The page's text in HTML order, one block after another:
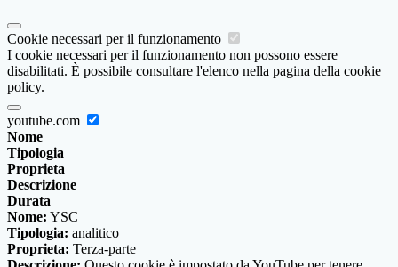
Cookie necessari per il funzionamento
I cookie necessari per il funzionamento non possono essere
disabilitati. È possibile consultare l'elenco nella pagina della cookie
policy.
youtube.com
Nome
Tipologia
Proprieta
Descrizione
Durata
Nome: YSC
Tipologia: analitico
Proprieta: Terza-parte